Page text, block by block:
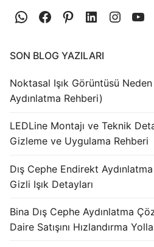
LED
Sabit Gerilim
Sabit Gerilim
Sabit Akım
LED
Işık Kontrol
SON BLOG YAZILARI
Noktasal Işık Görüntüsü
Aydınlatma Rehberi)
LEDLine Montajı ve Teknik
Gizleme ve Uygulama Rehberi
Dış Cephe Endirekt
Gizli Işık Detayları
Bina Dış Cephe Aydınlatma
Daire Satışını Hızlandırma